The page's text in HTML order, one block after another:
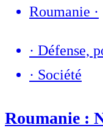
Roumanie ·
· Défense,
· Société
Roumanie :